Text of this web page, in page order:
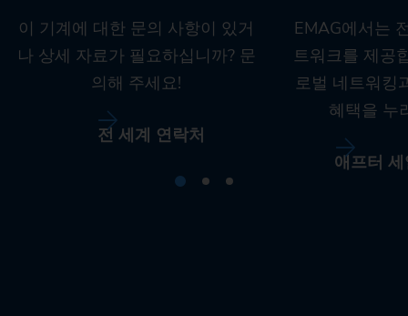
이 기계에 대한 문의 사항이 있거
나 상세 자료가 필요하십니까? 문
의해 주세요!
전 세계 연락처
EMAG에서는
트워크를 제공
로벌 네트워킹
혜택을 누
애프터